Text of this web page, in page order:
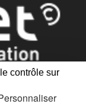
contrôle sur
conforme